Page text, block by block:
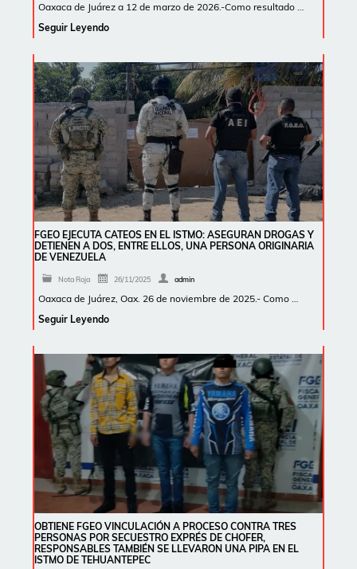
Oaxaca de Juárez a 12 de marzo de 2026.-Como resultado …
Seguir Leyendo
FGEO EJECUTA CATEOS EN EL ISTMO: ASEGURAN DROGAS Y
DETIENEN A DOS, ENTRE ELLOS, UNA PERSONA ORIGINARIA
DE VENEZUELA
Nota Roja 26/11/2025 admin
Oaxaca de Juárez, Oax. 26 de noviembre de 2025.- Como …
Seguir Leyendo
OBTIENE FGEO VINCULACIÓN A PROCESO CONTRA TRES
PERSONAS POR SECUESTRO EXPRÉS DE CHOFER,
RESPONSABLES TAMBIÉN SE LLEVARON UNA PIPA EN EL
ISTMO DE TEHUANTEPEC